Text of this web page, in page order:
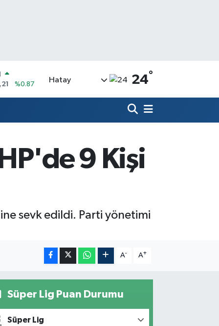
%0.18
%0.38
Hatay 24°
9 Kişi
sevk edildi. Parti yönetimi
A- A+
Süper Lig Puan Durumu
Süper Lig